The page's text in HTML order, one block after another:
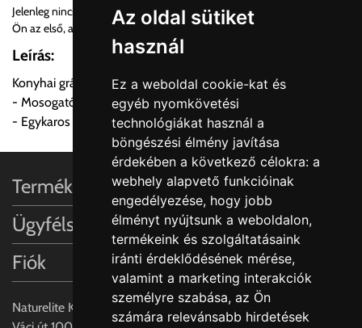
Az oldal sütiket
használ
Ez a weboldal cookie-kat és
egyéb nyomkövetési
technológiákat használ a
böngészési élmény javítása
érdekében a következő célokra: a
webhely alapvető funkcióinak
engedélyezése, hogy jobb
élményt nyújtsunk a weboldalon,
termékeink és szolgáltatásaink
iránti érdeklődésének mérése,
valamint a marketing interakciók
személyre szabása, az Ön
számára relevánsabb hirdetések
Személyes átvétel:
Önnek lehetősége van rendelését a beérkezést követően
előre egyeztetett időpontban.
Cím:1133 Budapest, Váci út 100.
Szállítási díjak:
Az oldalunkon rendelés esetén, amennyiben szállítást is kér,
úgy esetenként több lehetőséget ajánl fel a program. Kérjük, a
vásárolt árú figyelembevételével az önnek megfelelő szállítási
költséget válassza ki.
Amennyiben nem biztos választásában, vagy a program
automatikusan nem ajánl fel szállítási költséget, úgy válassza
a 0.- forintos szállítást, kollégáink megvizsgálják a vásárolt
Írjon véleményt
Jelenleg nincs vélemény a termékről. Legyen
Ön az első, aki véleményt ír
Leírás:
Konyhai gránit színű csaptelep Basic csaptelep.
- Mosogató színéhez igazított gránit színben.
- Egykaros nyomás és hőfokszabályzás
Naturelite Kft,
Termékinformációk
Ügyfélszolgálat
Fiók